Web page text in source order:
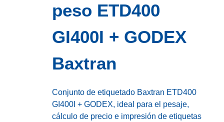
peso ETD400
GI400I + GODEX
Baxtran
Conjunto de etiquetado Baxtran ETD400
GI400I + GODEX, ideal para el pesaje,
cálculo de precio e impresión de etiquetas